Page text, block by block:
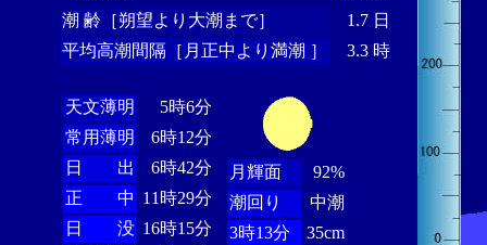
潮 齢［朔望より大潮まで］
1.7 日
平均高潮間隔［月正中より満潮 ］
3.3 時
天文薄明
5時6分
常用薄明
6時12分
日 出
6時42分
正 中 11時29分
日 没 16時15分
月輝面
92%
潮回り
中潮
3時13分
35cm